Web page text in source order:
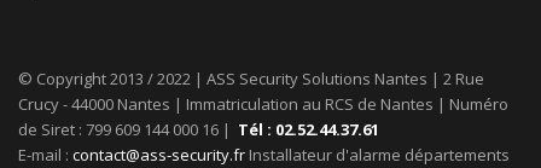
© Copyright 2013 / 2022 | ASS Security Solutions Nantes | 2 Rue
Crucy - 44000 Nantes | Immatriculation au RCS de Nantes | Numéro
de Siret : 799 609 144 000 16 | Tél : 02.52.44.37.61
E-mail : contact@ass-security.fr Installateur d'alarme départements